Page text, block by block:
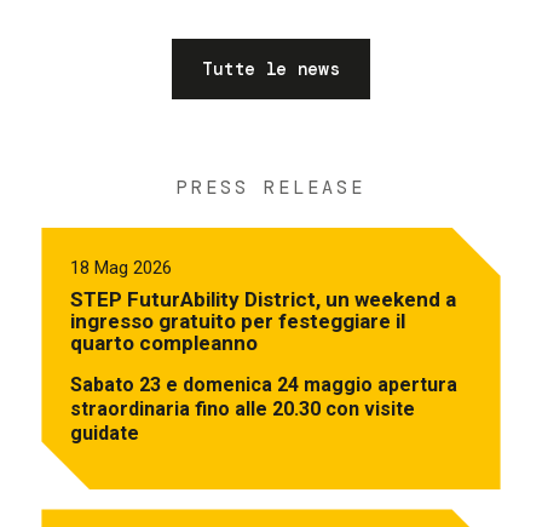
Tutte le news
PRESS RELEASE
18 Mag 2026
STEP FuturAbility District, un weekend a
ingresso gratuito per festeggiare il
quarto compleanno
Sabato 23 e domenica 24 maggio apertura
straordinaria fino alle 20.30 con visite
guidate